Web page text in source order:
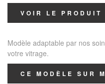
VOIR LE PRODUIT
Modèle adaptable par nos
votre vitrage.
CE MODÈLE SUR